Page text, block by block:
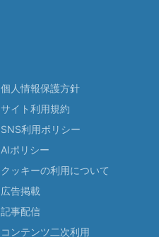
個人情報保護方針
サイト利用規約
SNS利用ポリシー
AIポリシー
クッキーの利用について
広告掲載
記事配信
コンテンツ二次利用